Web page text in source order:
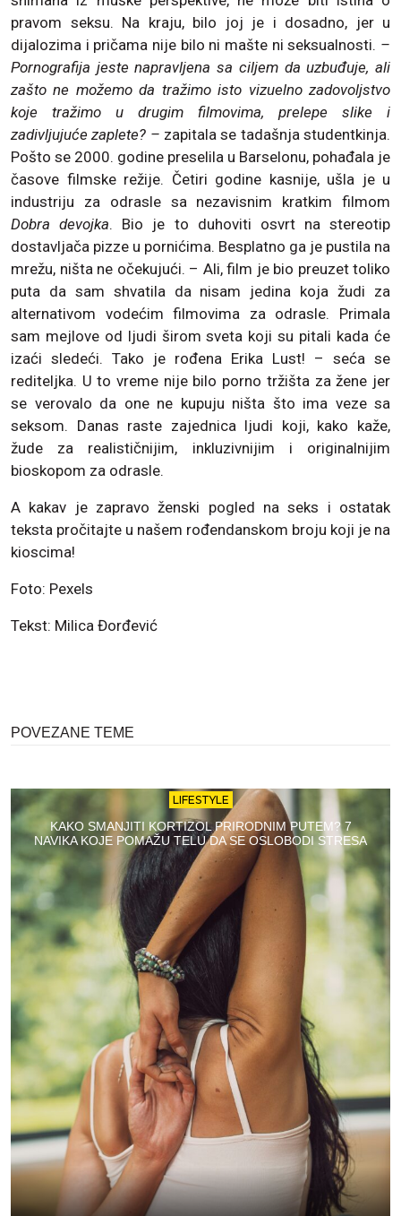
pravom seksu. Na kraju, bilo joj je i dosadno, jer u
dijalozima i pričama nije bilo ni mašte ni seksualnosti. –
Pornografija jeste napravljena sa ciljem da uzbuđuje, ali
zašto ne možemo da tražimo isto vizuelno zadovoljstvo
koje tražimo u drugim filmovima, prelepe slike i
zadivljujuće zaplete? – zapitala se tadašnja studentkinja.
Pošto se 2000. godine preselila u Barselonu, pohađala je
časove filmske režije. Četiri godine kasnije, ušla je u
industriju za odrasle sa nezavisnim kratkim filmom
Dobra devojka. Bio je to duhoviti osvrt na stereotip
dostavljača pizze u pornićima. Besplatno ga je pustila na
mrežu, ništa ne očekujući. – Ali, film je bio preuzet toliko
puta da sam shvatila da nisam jedina koja žudi za
alternativom vodećim filmovima za odrasle. Primala
sam mejlove od ljudi širom sveta koji su pitali kada će
izaći sledeći. Tako je rođena Erika Lust! – seća se
rediteljka. U to vreme nije bilo porno tržišta za žene jer
se verovalo da one ne kupuju ništa što ima veze sa
seksom. Danas raste zajednica ljudi koji, kako kaže,
žude za realističnijim, inkluzivnijim i originalnijim
bioskopom za odrasle.
A kakav je zapravo ženski pogled na seks i ostatak
teksta pročitajte u našem rođendanskom broju koji je na
kioscima!
Foto: Pexels
Tekst: Milica Đorđević
POVEZANE TEME
LIFESTYLE
KAKO SMANJITI KORTIZOL PRIRODNIM PUTEM? 7
NAVIKA KOJE POMAŽU TELU DA SE OSLOBODI STRESA